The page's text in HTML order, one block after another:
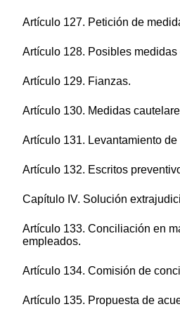
Artículo 127. Petición de
Artículo 128. Posibles medidas
Artículo 129. Fianzas.
Artículo 130. Medidas
Artículo 131. Levantamiento
Artículo 132. Escritos
Capítulo IV. Solución
Artículo 133. Conciliación en
empleados.
Artículo 134. Comisión de
Artículo 135. Propuesta de